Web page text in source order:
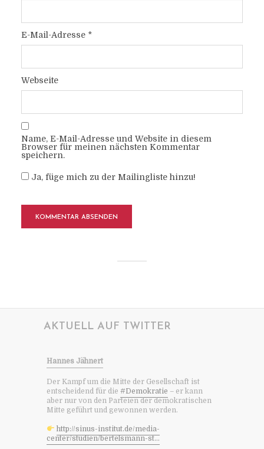
E-Mail-Adresse *
Webseite
Name, E-Mail-Adresse und Website in diesem
Browser für meinen nächsten Kommentar
speichern.
Ja, füge mich zu der Mailingliste hinzu!
AKTUELL AUF TWITTER
Hannes Jähnert
Der Kampf um die Mitte der Gesellschaft ist
entscheidend für die #Demokratie – er kann
aber nur von den Parteien der demokratischen
Mitte geführt und gewonnen werden.
http://sinus-institut.de/media-
center/studien/bertelsmann-st...